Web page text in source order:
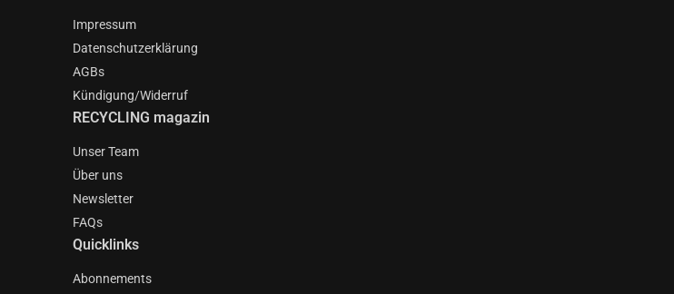
Impressum
Datenschutzerklärung
AGBs
Kündigung/Widerruf
RECYCLING magazin
Unser Team
Über uns
Newsletter
FAQs
Quicklinks
Abonnements